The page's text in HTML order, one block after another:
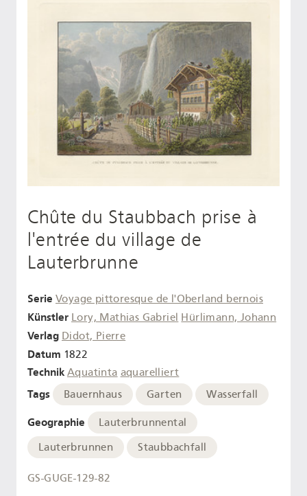
Chûte du Staubbach prise à
l'entrée du village de
Lauterbrunne
Serie Voyage pittoresque de l'Oberland bernois
Künstler Lory, Mathias Gabriel Hürlimann, Johann
Verlag Didot, Pierre
Datum 1822
Technik Aquatinta aquarelliert
Tags Bauernhaus Garten Wasserfall
Geographie
Lauterbrunnental
Lauterbrunnen
Staubbachfall
GS-GUGE-129-82